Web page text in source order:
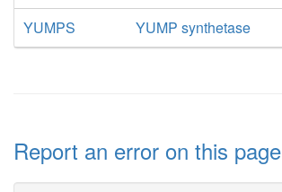
YUMPS
YUMP synthetase
Report an error on this page